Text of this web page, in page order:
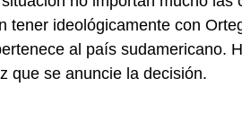
tener ideológicamente con
al país sudamericano.
que se anuncie la decisión.